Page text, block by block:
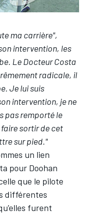
ma carrière",
intervention, les
Le Docteur Costa
radicale, il
Je lui suis
intervention, je ne
pas remporté le
sortir de cet
sur pied."
un lien
pour Doohan
que le pilote
différentes
furent